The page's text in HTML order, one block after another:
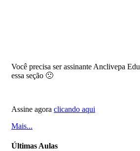
Você precisa ser assinante Anclivepa
essa seção 🙁
Assine agora clicando aqui
Mais...
Últimas Aulas